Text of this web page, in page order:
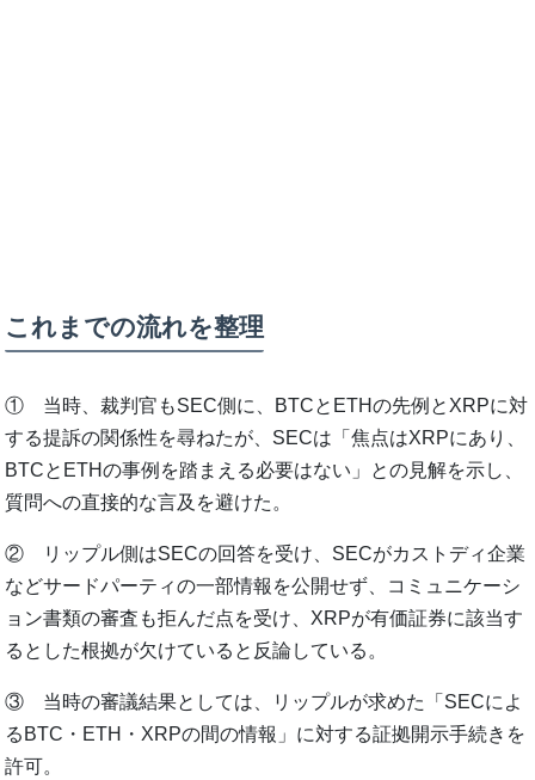
これまでの流れを整理
① 当時、裁判官もSEC側に、BTCとETHの先例とXRPに対
する提訴の関係性を尋ねたが、SECは「焦点はXRPにあり、
BTCとETHの事例を踏まえる必要はない」との見解を示し、
質問への直接的な言及を避けた。
② リップル側はSECの回答を受け、SECがカストディ企業
などサードパーティの一部情報を公開せず、コミュニケーシ
ョン書類の審査も拒んだ点を受け、XRPが有価証券に該当す
るとした根拠が欠けていると反論している。
③ 当時の審議結果としては、リップルが求めた「SECによ
るBTC・ETH・XRPの間の情報」に対する証拠開示手続きを
許可。